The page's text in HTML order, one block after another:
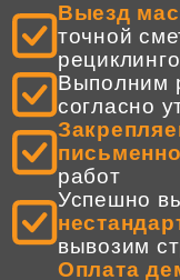
Выезд
точной
Выполним
согласно
работ
Успешно
вывозим
Оплата